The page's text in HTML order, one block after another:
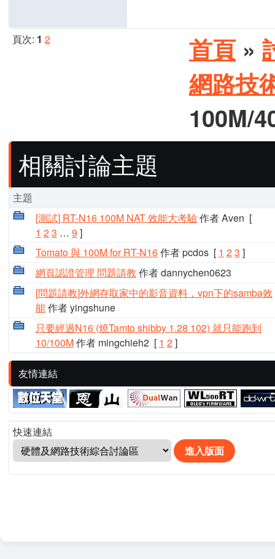
頁次: 1 2 首頁 »
網路技
100M/
相關討論主題
主題
[測試] RT-N16 100M NAT 效能大考驗作者 Aven [
1 23 … 9 ]
Tomato 與 100M for RT-N16作者 pcdos[ 1 23 ]
網頁認證管理 問題請教 作者 dannychen0623
[問題請教]外網存取家中的影音資料，vpn下的samba效
能作者 yingshune
只要經過N16 (燒Tamto shibby 1.28 102) 就只能跑到
10/100M作者 mingchieh2[ 1 2]
友情連結
快速連結